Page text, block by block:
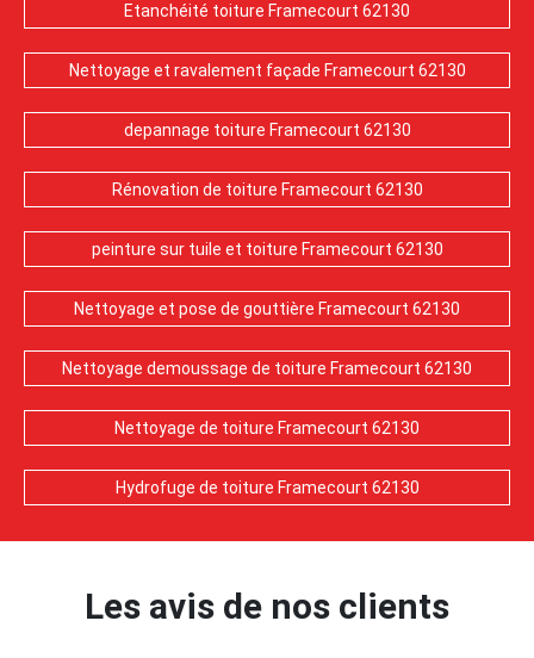
Etanchéité toiture Framecourt 62130
Nettoyage et ravalement façade Framecourt 62130
depannage toiture Framecourt 62130
Rénovation de toiture Framecourt 62130
peinture sur tuile et toiture Framecourt 62130
Nettoyage et pose de gouttière Framecourt 62130
Nettoyage demoussage de toiture Framecourt 62130
Nettoyage de toiture Framecourt 62130
Hydrofuge de toiture Framecourt 62130
Les avis de nos clients